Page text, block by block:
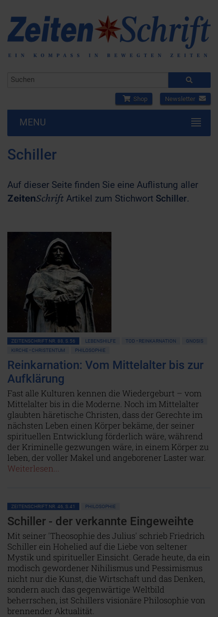
Shop Newsletter
MENU
Schiller
Auf dieser Seite finden Sie eine Auflistung aller
ZeitenSchrift Artikel zum Stichwort Schiller.
ZEITENSCHRIFT NR. 88, S.56 LEBENSHILFE TOD • REINKARNATION
GNOSIS
KIRCHE • CHRISTENTUM
PHILOSOPHIE
Reinkarnation: Vom Mittelalter bis zur
Aufklärung
Fast alle Kulturen kennen die Wiedergeburt – vom
Mittelalter bis in die Moderne. Noch im Mittelalter
glaubten häretische Christen, dass der Gerechte im
nächsten Leben einen Körper bekäme, der seiner
spirituellen Entwicklung förderlich wäre, während
der Kriminelle gezwungen wäre, in einem Körper zu
leben, der voller Makel und angeborener Laster war.
Weiterlesen...
ZEITENSCHRIFT NR. 46, S.41 PHILOSOPHIE
Schiller - der verkannte Eingeweihte
Mit seiner 'Theosophie des Julius' schrieb Friedrich
Schiller ein Hohelied auf die Liebe von seltener
Mystik und spiritueller Einsicht. Gerade heute, da ein
modisch gewordener Nihilismus und Pessimismus
nicht nur die Kunst, die Wirtschaft und das Denken,
sondern auch das gegenwärtige Weltbild
beherrschen, ist Schillers visionäre Philosophie von
brennender Aktualität.